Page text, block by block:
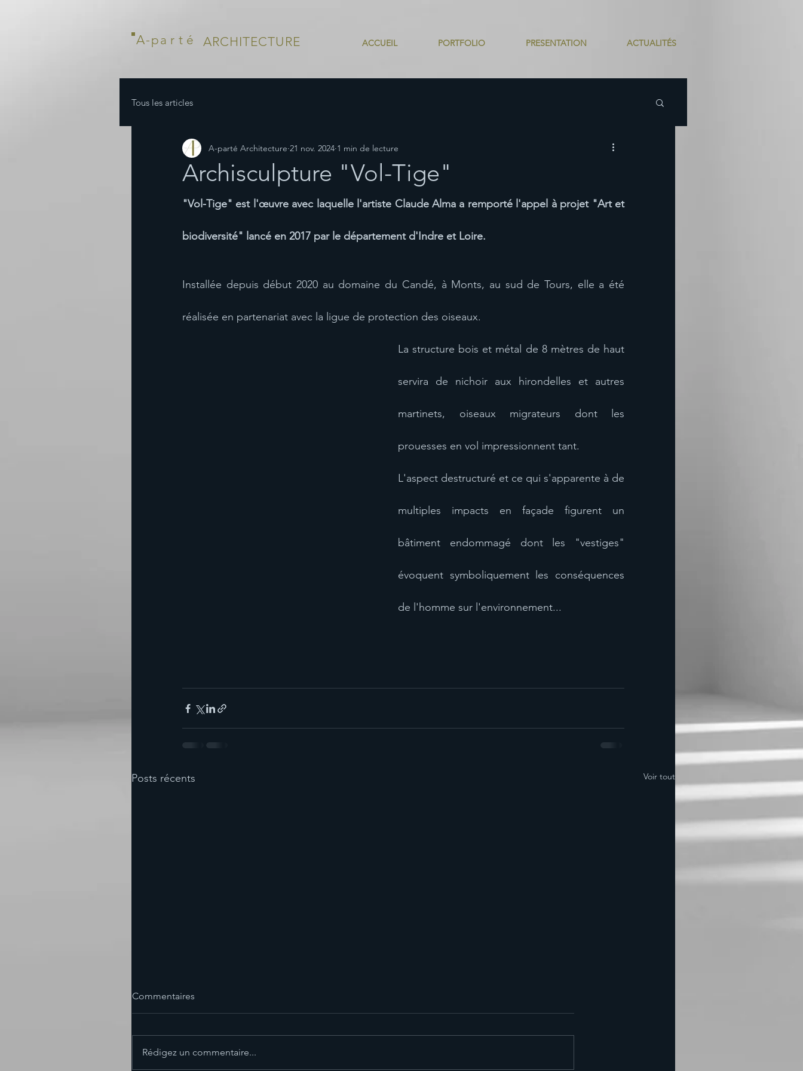
A-part é ARCHITECTURE ACCUEIL PORTFOLIO PRESENTATION ACTUALITÉS
Tous les articles
Archisculpture "Vol-Tige"
A-parté Architecture 21 nov. 2024 1 min de lecture
"Vol-Tige" est l'œuvre avec laquelle l'artiste Claude Alma a remporté l'appel à projet "Art et
biodiversité" lancé en 2017 par le département d'Indre et Loire.
Installée depuis début 2020 au domaine du Candé, à Monts, au sud de Tours, elle a été
réalisée en partenariat avec la ligue de protection des oiseaux.
La structure bois et métal de 8 mètres de haut
servira de nichoir aux hirondelles et autres
martinets, oiseaux migrateurs dont les
prouesses en vol impressionnent tant.
L'aspect destructuré et ce qui s'apparente à de
multiples impacts en façade figurent un
bâtiment endommagé dont les "vestiges"
évoquent symboliquement les conséquences
de l'homme sur l'environnement...
Posts récents Voir tout
Commentaires
Rédigez un commentaire...